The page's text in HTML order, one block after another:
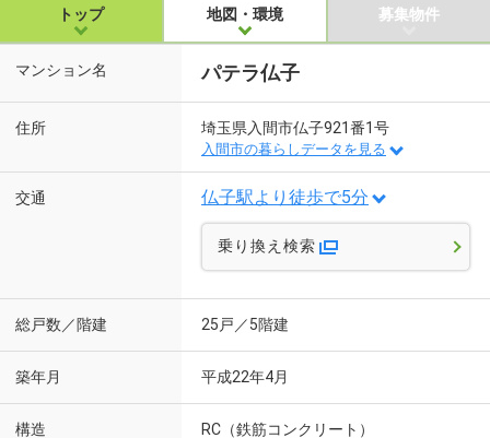
トップ 地図・環境 募集物件
マンション名 パテラ仏子
住所 埼玉県入間市仏子921番1号
入間市の暮らしデータを見る
交通 仏子駅より徒歩で5分
乗り換え検索
総戸数／階建 25戸／5階建
築年月 平成22年4月
構造 RC（鉄筋コンクリート）